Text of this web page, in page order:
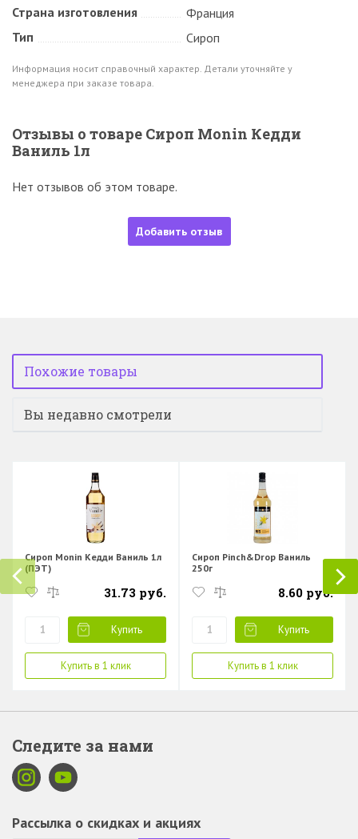
Страна изготовления
Франция
Тип
Сироп
Информация носит справочный характер. Детали уточняйте у
менеджера при заказе товара.
Отзывы о товаре Сироп Monin Кедди
Ваниль 1л
Нет отзывов об этом товаре.
Добавить отзыв
Похожие товары
Вы недавно смотрели
Сироп Monin Кедди Ваниль 1л
(ПЭТ)
31.73 руб.
Купить
Купить в 1 клик
Сироп Pinch&Drop Ваниль
250г
8.60 руб.
Купить
Купить в 1 клик
Следите за нами
Рассылка о скидках и акциях